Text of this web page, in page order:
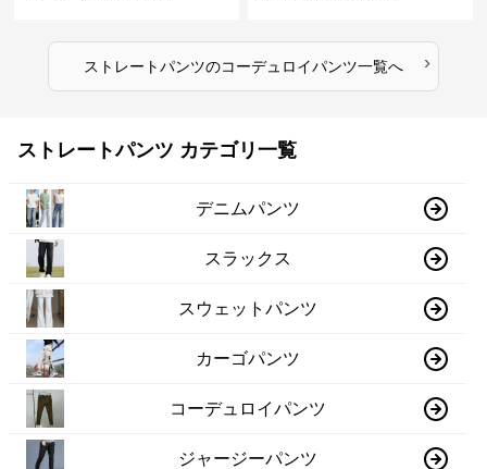
ストレートパンツのコーデュロイパンツ一覧へ ›
ストレートパンツ カテゴリ一覧
デニムパンツ
スラックス
スウェットパンツ
カーゴパンツ
コーデュロイパンツ
ジャージーパンツ